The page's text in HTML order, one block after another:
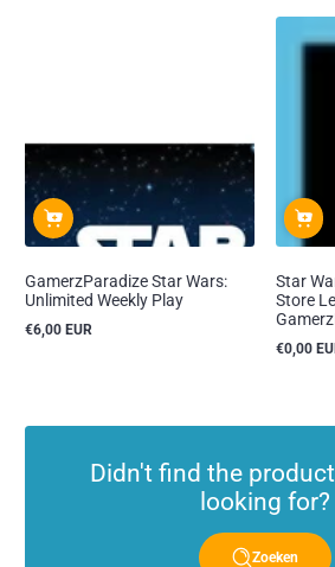
GamerzParadize Star Wars:
Unlimited Weekly Play
Reguliere
€6,00 EUR
Star
Store
Reguliere
€0,00
Didn't find the
looking for?
Zoeken